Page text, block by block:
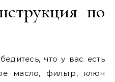
по
что у вас есть
масло, фильтр, ключ